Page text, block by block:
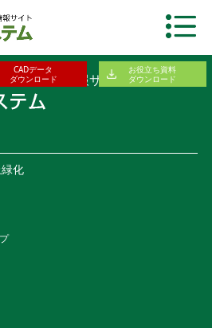
CADデータ
ダウンロード
お役立ち資料
ダウンロード
する総合情報サイト
化